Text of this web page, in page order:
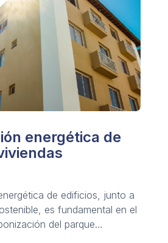
energética de
de edificios, junto a
es fundamental en el
del parque